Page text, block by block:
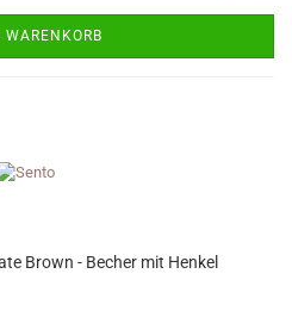
Brown - Becher mit Henkel